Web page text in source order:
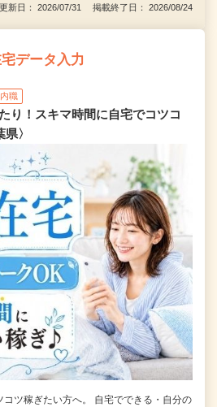
更新日： 2026/07/31 掲載終了日： 2026/08/24
データ入力
職
り！スキマ時間に自宅でコツコ
〉
コツ稼ぎたい方へ。 自宅でできる・自分の